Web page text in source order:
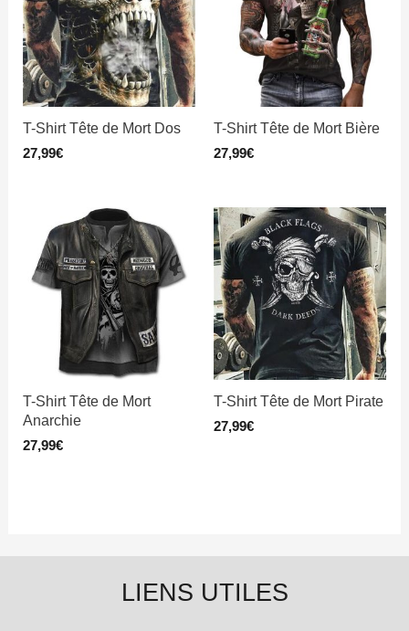
T-Shirt Tête de Mort Dos
27,99€
T-Shirt Tête de Mort Bière
27,99€
T-Shirt Tête de Mort
Anarchie
27,99€
T-Shirt Tête de Mort Pirate
27,99€
LIENS UTILES